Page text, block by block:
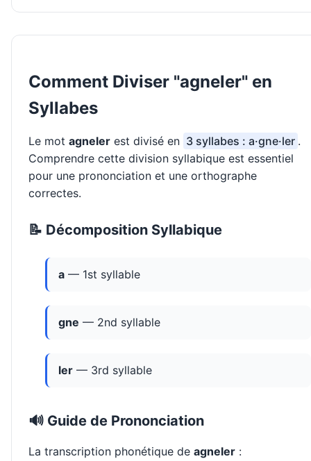
Comment Diviser "agneler" en
Syllabes
Le mot agneler est divisé en 3 syllabes : a·gne·ler .
Comprendre cette division syllabique est essentiel
pour une prononciation et une orthographe
correctes.
📝 Décomposition Syllabique
a — 1st syllable
gne — 2nd syllable
ler — 3rd syllable
🔊 Guide de Prononciation
La transcription phonétique de agneler :